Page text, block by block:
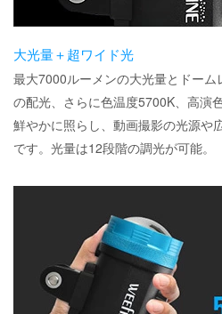
大光量＋超ワイド光
最大7000ルーメンの大光量とドー
の配光、さらに色温度5700K、高演
鮮やかに照らし、動画撮影の光源や
です。光量は12段階の調光が可能。